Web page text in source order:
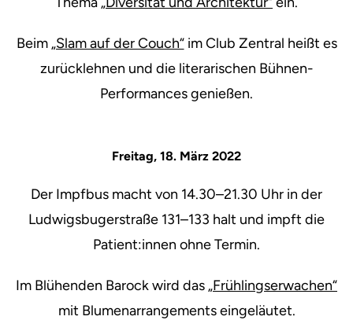
Beim „Slam auf der Couch“im Club Zentral heißt es
zurücklehnen und die literarischen Bühnen-
Performances genießen.
Freitag, 18. März 2022
Der Impfbus macht von 14.30–21.30 Uhr in der
Ludwigsbugerstraße 131–133 halt und impft die
Patient:innen ohne Termin.
Im Blühenden Barock wird das „Frühlingserwachen“
mit Blumenarrangements eingeläutet.